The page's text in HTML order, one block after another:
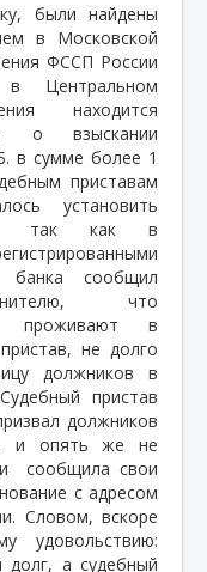
были найдены
в Московской
ФССП России
в Центральном
находится
о взыскании
в сумме более 1
приставам
установить
так как в
банка сообщил
что
проживают в
не долго
должников в
пристав
должников
и опять же не
сообщила свои
с адресом
Словом, вскоре
удовольствию:
долг, а судебный